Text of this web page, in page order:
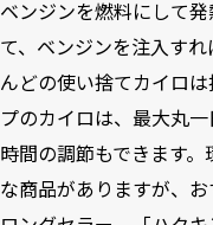
ベンジンを燃料にして
て、ベンジンを注入す
んどの使い捨てカイロ
プのカイロは、最大丸
時間の調節もできます
な商品がありますが、